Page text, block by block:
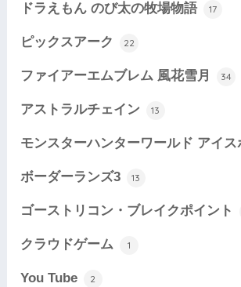
ドラえもん のび太の牧場物語 17
ピックスアーク 22
ファイアーエムブレム 風花雪月 34
アストラルチェイン 13
モンスターハンターワールド アイス
ボーダーランズ3 13
ゴーストリコン・ブレイクポイント
クラウドゲーム 1
You Tube 2